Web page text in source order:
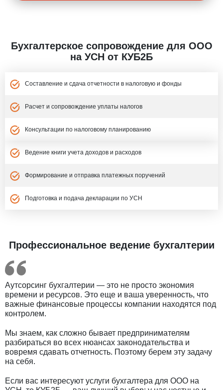
Бухгалтерское сопровождение для ООО
на УСН от КУБ2Б
Составление и сдача отчетности в налоговую и фонды
Расчет и сопровождение уплаты налогов
Консультации по налоговому планированию
Ведение книги учета доходов и расходов
Формирование и отправка платежных поручений
Подготовка и подача декларации по УСН
Профессиональное ведение бухгалтерии
Аутсорсинг бухгалтерии — это не просто экономия
времени и ресурсов. Это еще и ваша уверенность, что
важные финансовые процессы компании находятся под
контролем.
Мы знаем, как сложно бывает предпринимателям
разбираться во всех нюансах законодательства и
вовремя сдавать отчетность. Поэтому берем эту задачу
на себя.
Если вас интересуют услуги бухгалтера для ООО на